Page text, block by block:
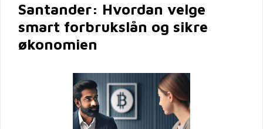
Santander: Hvordan velge
smart forbrukslån og sikre
økonomien